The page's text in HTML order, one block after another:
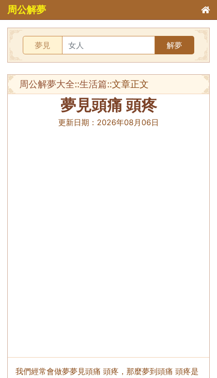
周公解夢
夢見 解夢
周公解夢大全::生活篇::文章正文
夢見頭痛 頭疼
更新日期： 2026年08月06日
我們經常會做夢夢見頭痛 頭疼，那麼夢到頭痛 頭疼是